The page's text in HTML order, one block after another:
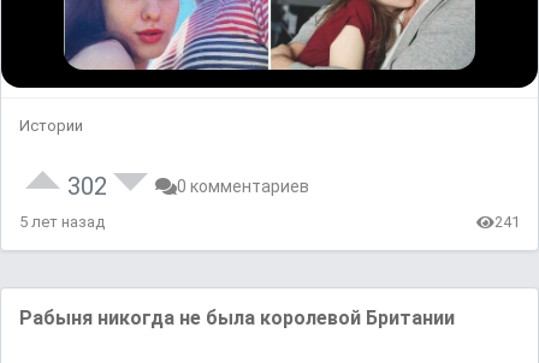
Истории
302 0 комментариев
5 лет назад 241
Рабыня никогда не была королевой Британии